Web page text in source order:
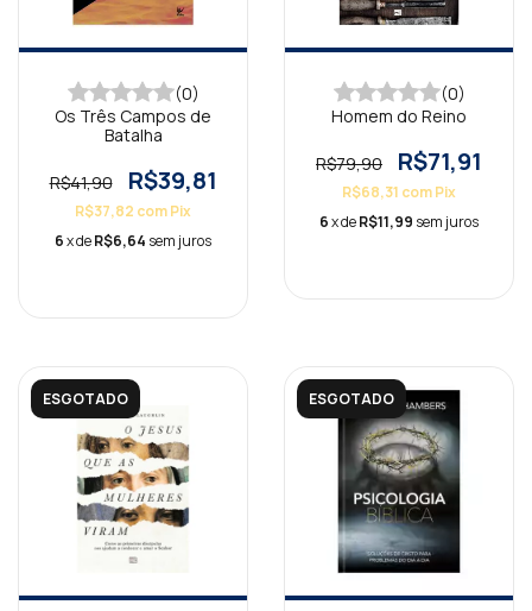
(0)
Os Três Campos de
Batalha
R$41,90 R$39,81
R$37,82 comPix
6x deR$6,64 sem juros
(0)
Homem do Reino
R$79,90 R$71,91
R$68,31 comPix
6x deR$11,99 sem juros
ESGOTADO ESGOTADO